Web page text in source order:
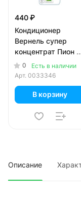
440 ₽
Кондиционер
Вернель супер
концентрат Пион и
Белый чай 870 мл
0
Есть в наличии
Арт. 0033346
В корзину
Описание